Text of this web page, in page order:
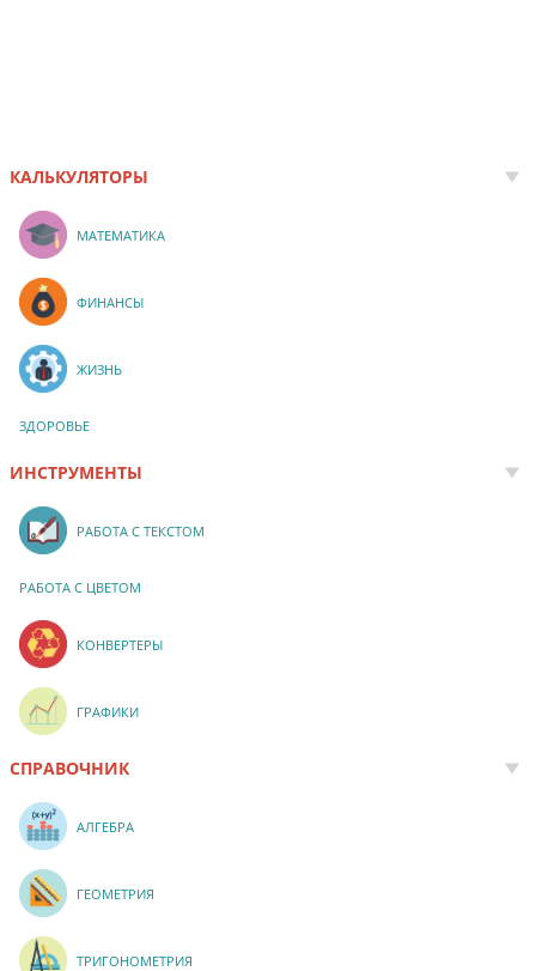
КАЛЬКУЛЯТОРЫ
МАТЕМАТИКА
ФИНАНСЫ
ЖИЗНЬ
ЗДОРОВЬЕ
ИНСТРУМЕНТЫ
РАБОТА С ТЕКСТОМ
РАБОТА С ЦВЕТОМ
КОНВЕРТЕРЫ
ГРАФИКИ
СПРАВОЧНИК
АЛГЕБРА
ГЕОМЕТРИЯ
ТРИГОНОМЕТРИЯ